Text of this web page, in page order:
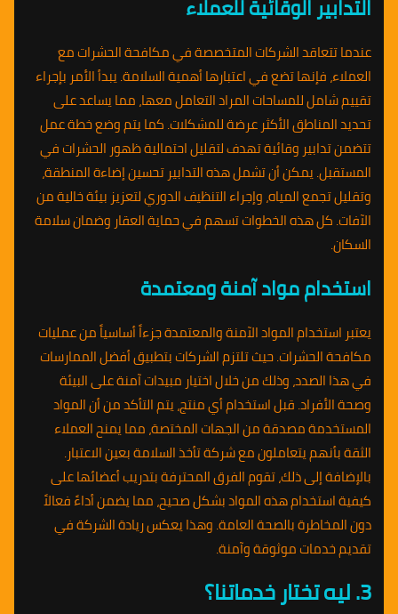
التدابير الوقائية للعملاء
عندما تتعاقد الشركات المتخصصة في مكافحة الحشرات مع
العملاء، فإنها تضع في اعتبارها أهمية السلامة. يبدأ الأمر بإجراء
تقييم شامل للمساحات المراد التعامل معها، مما يساعد على
تحديد المناطق الأكثر عرضة للمشكلات. كما يتم وضع خطة عمل
تتضمن تدابير وقائية تهدف لتقليل احتمالية ظهور الحشرات في
المستقبل. يمكن أن تشمل هذه التدابير تحسين إضاءة المنطقة،
وتقليل تجمع المياه، وإجراء التنظيف الدوري لتعزيز بيئة خالية من
الآفات. كل هذه الخطوات تسهم في حماية العقار وضمان سلامة
السكان.
استخدام مواد آمنة ومعتمدة
يعتبر استخدام المواد الآمنة والمعتمدة جزءاً أساسياً من عمليات
مكافحة الحشرات. حيث تلتزم الشركات بتطبيق أفضل الممارسات
في هذا الصدد، وذلك من خلال اختيار مبيدات آمنة على البيئة
وصحة الأفراد. قبل استخدام أي منتج، يتم التأكد من أن المواد
المستخدمة مصدقة من الجهات المختصة، مما يمنح العملاء
الثقة بأنهم يتعاملون مع شركة تأخذ السلامة بعين الاعتبار.
بالإضافة إلى ذلك، تقوم الفرق المحترفة بتدريب أعضائها على
كيفية استخدام هذه المواد بشكل صحيح، مما يضمن أداءً فعالاً
دون المخاطرة بالصحة العامة. وهذا يعكس ريادة الشركة في
تقديم خدمات موثوقة وآمنة.
3. ليه تختار خدماتنا؟